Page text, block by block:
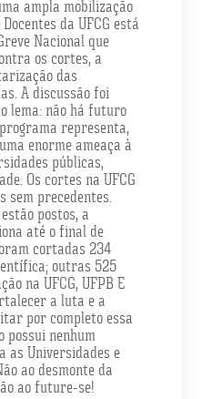
ampla mobilização
da UFCG está
Nacional que
os cortes, a
das
A discussão foi
lema: não há futuro
representa,
enorme ameaça à
públicas,
Os cortes na UFCG
sem precedentes.
postos, a
até o final de
cortadas 234
outras 525
na UFCG, UFPB E
a luta e a
por completo essa
possui nenhum
as Universidades e
ao desmonte da
ao future-se!